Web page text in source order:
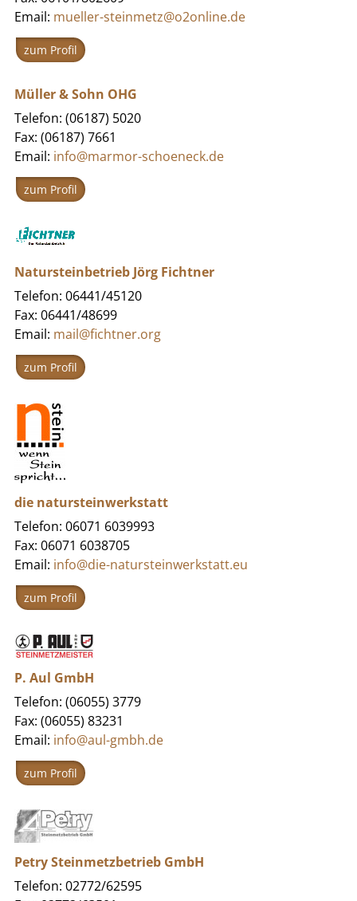
Email: mueller-steinmetz@o2online.de
zum Profil
Müller & Sohn OHG
Telefon: (06187) 5020
Fax: (06187) 7661
Email: info@marmor-schoeneck.de
zum Profil
Natursteinbetrieb Jörg Fichtner
Telefon: 06441/45120
Fax: 06441/48699
Email: mail@fichtner.org
zum Profil
die natursteinwerkstatt
Telefon: 06071 6039993
Fax: 06071 6038705
Email: info@die-natursteinwerkstatt.eu
zum Profil
P. Aul GmbH
Telefon: (06055) 3779
Fax: (06055) 83231
Email: info@aul-gmbh.de
zum Profil
Petry Steinmetzbetrieb GmbH
Telefon: 02772/62595